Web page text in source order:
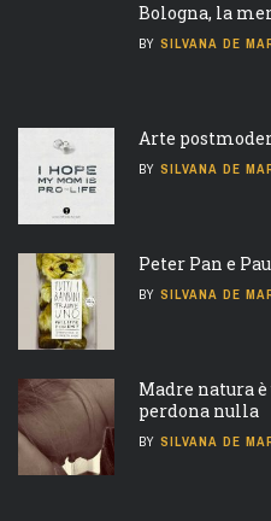
Bologna, la
BY SILVANA DE
Arte
BY SILVANA DE
Peter Pan e
BY SILVANA DE
Madre natura è
perdona nulla
BY SILVANA DE